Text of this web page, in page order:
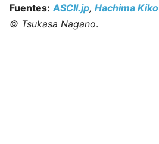
Fuentes: ASCII.jp, Hachima Kiko
© Tsukasa Nagano.